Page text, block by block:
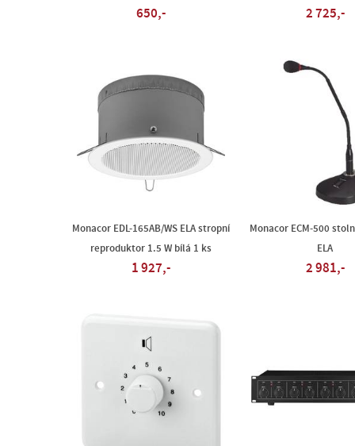
650,- 2 725,-
Monacor EDL-165AB/WS ELA stropní
reproduktor 1.5 W bílá 1 ks
1 927,-
Monacor ECM-500
ELA
2 981,-